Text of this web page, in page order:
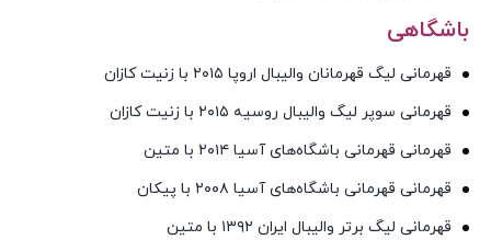
باشگاهی
قهرمانی لیگ قهرمانان والیبال اروپا ۲۰۱۵ با زنیت کازان
قهرمانی سوپر لیگ والیبال روسیه ۲۰۱۵ با زنیت کازان
قهرمانی قهرمانی باشگاه‌های آسیا ۲۰۱۴ با متین
قهرمانی قهرمانی باشگاه‌های آسیا ۲۰۰۸ با پیکان
قهرمانی لیگ برتر والیبال ایران ۱۳۹۲ با متین